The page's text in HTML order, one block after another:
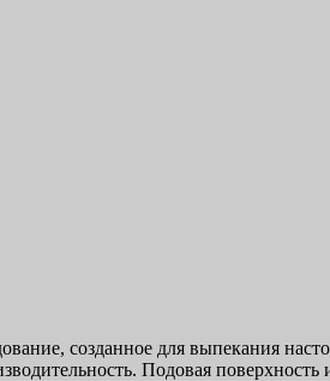
созданное для выпекания
Подовая поверхность